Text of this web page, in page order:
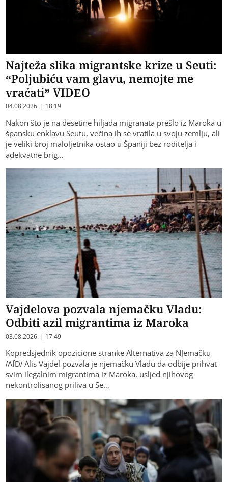
Najteža slika migrantske krize u Seuti:
“Poljubiću vam glavu, nemojte me
vraćati” VIDEO
04.08.2026. | 18:19
Nakon što je na desetine hiljada migranata prešlo iz Maroka u
špansku enklavu Seutu, većina ih se vratila u svoju zemlju, ali
je veliki broj maloljetnika ostao u Španiji bez roditelja i
adekvatne brig…
Vajdelova pozvala njemačku Vladu:
Odbiti azil migrantima iz Maroka
03.08.2026. | 17:49
Kopredsjednik opozicione stranke Alternativa za NJemačku
/AfD/ Alis Vajdel pozvala je njemačku Vladu da odbije prihvat
svim ilegalnim migrantima iz Maroka, usljed njihovog
nekontrolisanog priliva u Se…